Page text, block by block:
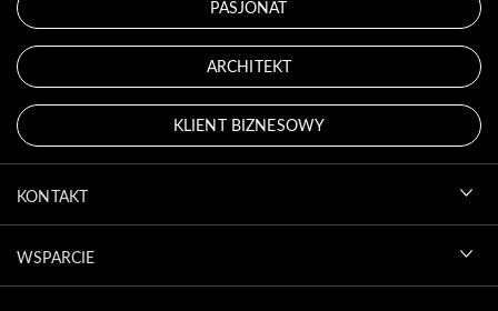
PASJONAT
ARCHITEKT
KLIENT BIZNESOWY
KONTAKT
WSPARCIE